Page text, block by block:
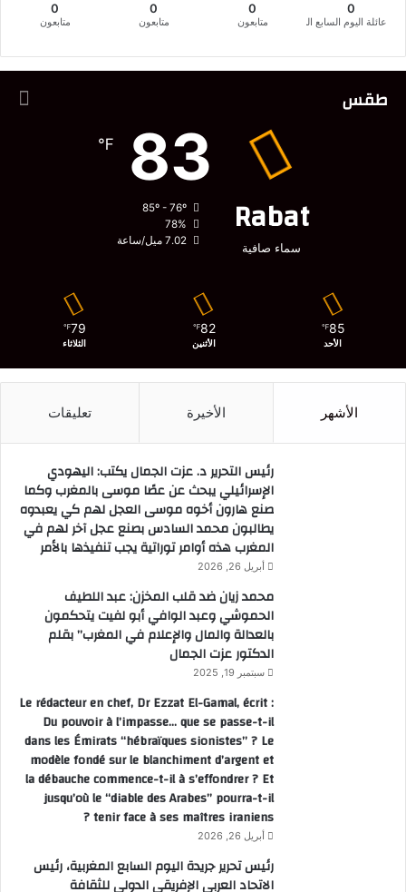
0
عائلة اليوم السابع المغربية
0
متابعون
0
متابعون
0
متابعون
طقس
Rabat
سماء صافية
83
℉
85º - 76º
78%
7.02 ميل/ساعة
85
℉
الأحد
82
℉
الأثنين
79
℉
الثلاثاء
الأشهر الأخيرة تعليقات
رئيس التحرير د. عزت الجمال يكتب: اليهودي
الإسرائيلي يبحث عن عصًا موسى بالمغرب وكما
صنع هارون أخوه موسى العجل لهم كي يعبدوه
يطالبون محمد السادس بصنع عجل آخر لهم في
المغرب هذه أوامر توراتية يجب تنفيذها بالأمر
أبريل 26, 2026
محمد زيان ضد قلب المخزن: عبد اللطيف
الحموشي وعبد الوافي أبو لفيت يتحكمون
بالعدالة والمال والإعلام في المغرب” بقلم
الدكتور عزت الجمال
سبتمبر 19, 2025
Le rédacteur en chef, Dr Ezzat El-Gamal, écrit :
Du pouvoir à l’impasse… que se passe-t-il
dans les Émirats “hébraïques sionistes” ? Le
modèle fondé sur le blanchiment d’argent et
la débauche commence-t-il à s’effondrer ? Et
jusqu’où le “diable des Arabes” pourra-t-il
tenir face à ses maîtres iraniens ?
أبريل 26, 2026
رئيس تحرير جريدة اليوم السابع المغربية، رئيس
الاتحاد العربي الإفريقي الدولي للثقافة